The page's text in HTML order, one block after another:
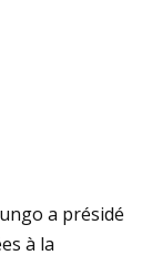
a présidé
à la